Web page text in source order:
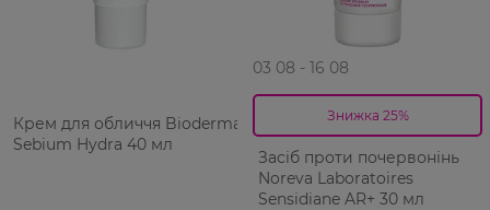
Крем для обличчя Bioderma
Sebium Hydra 40 мл
03 08 - 16 08
Знижка 25%
Засіб проти почервонінь
Noreva Laboratoires
Sensidiane AR+ 30 мл